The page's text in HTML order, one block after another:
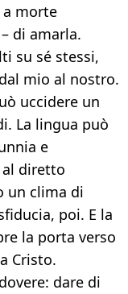
morte
di amarla.
su sé stessi,
mio al nostro.
uccidere un
La lingua può
e
al diretto
un clima di
poi. E la
la porta verso
Cristo.
dare di